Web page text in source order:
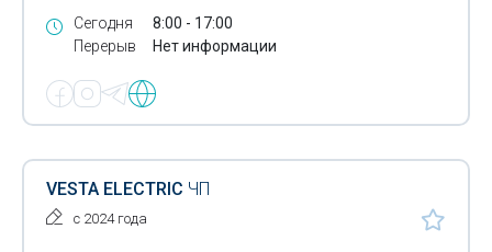
Сегодня
Перерыв
8:00 - 17:00
Нет информации
VESTA ELECTRIC ЧП
с 2024 года